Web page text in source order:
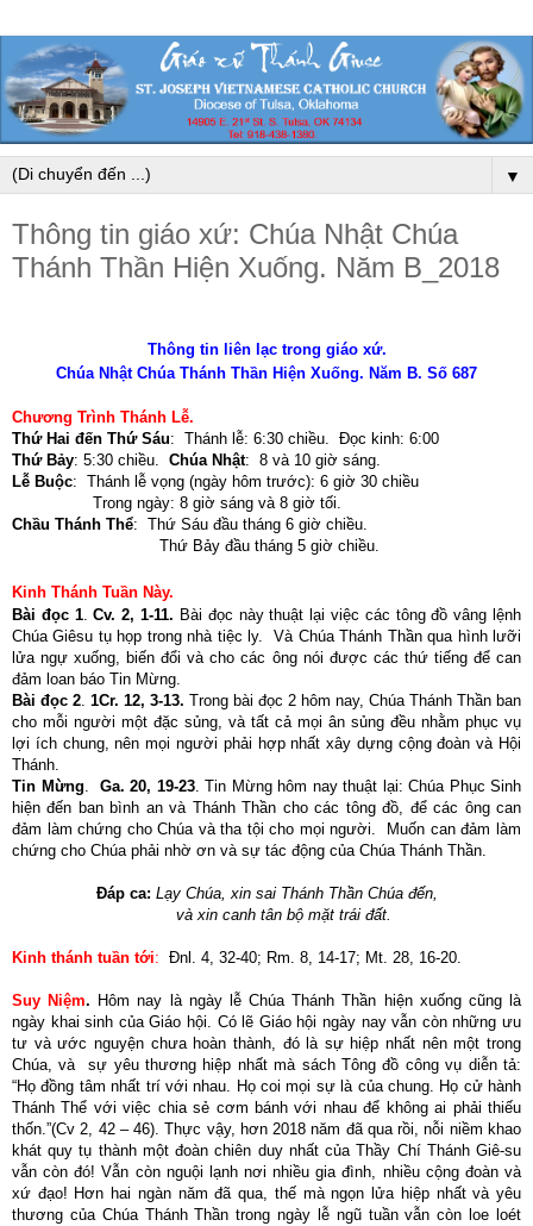
▼
Thông tin giáo xứ: Chúa Nhật Chúa
Thánh Thần Hiện Xuống. Năm B_2018
Thông tin liên lạc trong giáo xứ.
Chúa Nhật Chúa Thánh Thần Hiện Xuống. Năm B. Số 687
Chương Trình Thánh Lễ.
Thứ Hai đến Thứ Sáu: Thánh lễ: 6:30 chiều. Đọc kinh: 6:00
Thứ Bảy: 5:30 chiều. Chúa Nhật: 8 và 10 giờ sáng.
Lễ Buộc: Thánh lễ vọng (ngày hôm trước): 6 giờ 30 chiều
Trong ngày: 8 giờ sáng và 8 giờ tối.
Chầu Thánh Thể: Thứ Sáu đầu tháng 6 giờ chiều.
Thứ Bảy đầu tháng 5 giờ chiều.
Kinh Thánh Tuần Này.
Bài đọc 1.Cv. 2, 1-11. Bài đọc này thuật lại việc các tông đồ vâng lệnh
Chúa Giêsu tụ họp trong nhà tiệc ly. Và Chúa Thánh Thần qua hình lưỡi
lửa ngự xuống, biến đổi và cho các ông nói được các thứ tiếng để can
đảm loan báo Tin Mừng.
Bài đọc 2. 1Cr. 12, 3-13. Trong bài đọc 2 hôm nay, Chúa Thánh Thần ban
cho mỗi người một đặc sủng, và tất cả mọi ân sủng đều nhằm phục vụ
lợi ích chung, nên mọi người phải hợp nhất xây dựng cộng đoàn và Hội
Thánh.
Tin Mừng. Ga. 20, 19-23. Tin Mừng hôm nay thuật lại: Chúa Phục Sinh
hiện đến ban bình an và Thánh Thần cho các tông đồ, để các ông can
đảm làm chứng cho Chúa và tha tội cho mọi người. Muốn can đảm làm
chứng cho Chúa phải nhờ ơn và sự tác động của Chúa Thánh Thần.
Đáp ca: Lạy Chúa, xin sai Thánh Thần Chúa đến,
và xin canh tân bộ mặt trái đất.
Kinh thánh tuần tới: Đnl. 4, 32-40; Rm. 8, 14-17; Mt. 28, 16-20.
Suy Niệm. Hôm nay là ngày lễ Chúa Thánh Thần hiện xuống cũng là
ngày khai sinh của Giáo hội. Có lẽ Giáo hội ngày nay vẫn còn những ưu
tư và ước nguyện chưa hoàn thành, đó là sự hiệp nhất nên một trong
Chúa, và sự yêu thương hiệp nhất mà sách Tông đồ công vụ diễn tả:
“Họ đồng tâm nhất trí với nhau. Họ coi mọi sự là của chung. Họ cử hành
Thánh Thể với việc chia sẻ cơm bánh với nhau để không ai phải thiếu
thốn.”(Cv 2, 42 – 46). Thực vậy, hơn 2018 năm đã qua rồi, nỗi niềm khao
khát quy tụ thành một đoàn chiên duy nhất của Thầy Chí Thánh Giê-su
vẫn còn đó! Vẫn còn nguội lạnh nơi nhiều gia đình, nhiều cộng đoàn và
xứ đạo! Hơn hai ngàn năm đã qua, thế mà ngọn lửa hiệp nhất và yêu
thương của Chúa Thánh Thần trong ngày lễ ngũ tuần vẫn còn loe loét